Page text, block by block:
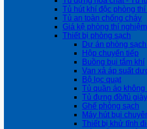
Tủ hút khí độc phòng
Tủ an toàn chống cháy
Giá kệ phòng thí nghiệm
Thiết bị phòng sạch
Dự án phòng
Hộp chuyển tiếp
Buồng bụi tắm khí
Van xả áp suất
Bộ lọc quạt
Tủ quần áo không
Tủ đựng đồ/tủ giày
Ghế phòng sạch
Máy hút bụi
Thiết bị khử tĩnh